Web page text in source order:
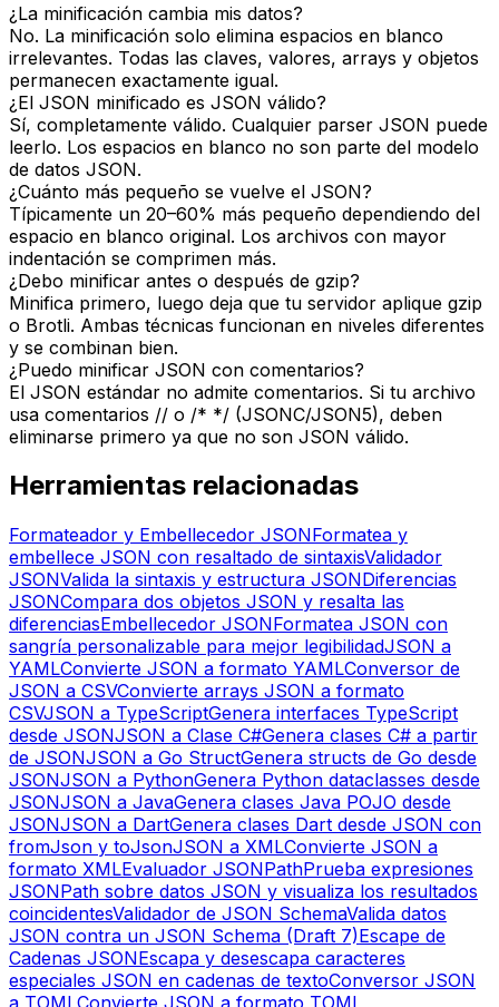
¿La minificación cambia mis datos?
No. La minificación solo elimina espacios en blanco
irrelevantes. Todas las claves, valores, arrays y objetos
permanecen exactamente igual.
¿El JSON minificado es JSON válido?
Sí, completamente válido. Cualquier parser JSON puede
leerlo. Los espacios en blanco no son parte del modelo
de datos JSON.
¿Cuánto más pequeño se vuelve el JSON?
Típicamente un 20–60% más pequeño dependiendo del
espacio en blanco original. Los archivos con mayor
indentación se comprimen más.
¿Debo minificar antes o después de gzip?
Minifica primero, luego deja que tu servidor aplique gzip
o Brotli. Ambas técnicas funcionan en niveles diferentes
y se combinan bien.
¿Puedo minificar JSON con comentarios?
El JSON estándar no admite comentarios. Si tu archivo
usa comentarios // o /* */ (JSONC/JSON5), deben
eliminarse primero ya que no son JSON válido.
Herramientas relacionadas
Formateador y Embellecedor JSONFormatea y
embellece JSON con resaltado de sintaxisValidador
JSONValida la sintaxis y estructura JSONDiferencias
JSONCompara dos objetos JSON y resalta las
diferenciasEmbellecedor JSONFormatea JSON con
sangría personalizable para mejor legibilidadJSON a
YAMLConvierte JSON a formato YAMLConversor de
JSON a CSVConvierte arrays JSON a formato
CSVJSON a TypeScriptGenera interfaces TypeScript
desde JSONJSON a Clase C#Genera clases C# a partir
de JSONJSON a Go StructGenera structs de Go desde
JSONJSON a PythonGenera Python dataclasses desde
JSONJSON a JavaGenera clases Java POJO desde
JSONJSON a DartGenera clases Dart desde JSON con
fromJson y toJsonJSON a XMLConvierte JSON a
formato XMLEvaluador JSONPathPrueba expresiones
JSONPath sobre datos JSON y visualiza los resultados
coincidentesValidador de JSON SchemaValida datos
JSON contra un JSON Schema (Draft 7)Escape de
Cadenas JSONEscapa y desescapa caracteres
especiales JSON en cadenas de textoConversor JSON